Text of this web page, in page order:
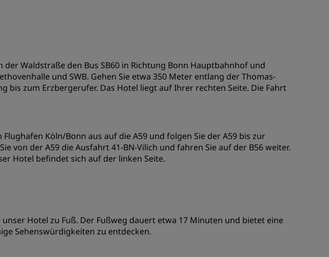
Waldstraße den Bus SB60 in Richtung Bonn Hauptbahnhof und
und SWB. Gehen Sie etwa 350 Meter entlang der Thomas-
bis zum Erzbergerufer. Das Hotel liegt auf Ihrer rechten Seite. Die Fahrt
Köln/Bonn aus auf die A59 und folgen Sie der A59 bis zur
von der A59 die Ausfahrt 41-BN-Vilich und fahren Sie auf der B56 weiter.
Hotel befindet sich auf der linken Seite.
Hotel zu Fuß. Der Fußweg dauert etwa 17 Minuten und bietet eine
Sehenswürdigkeiten zu entdecken.